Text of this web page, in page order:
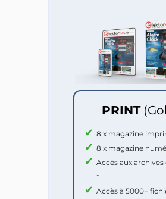
PRINT
8 x magazine
8 x magazine
Accès aux
*
Accès à 5000+